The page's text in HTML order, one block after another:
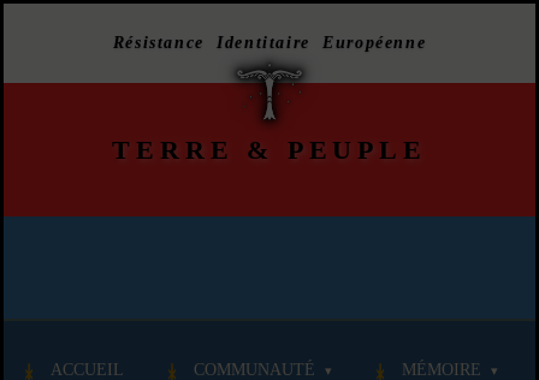
Résistance Identitaire Européenne
TERRE & PEUPLE
ACCUEIL COMMUNAUTÉ MÉMOIRE